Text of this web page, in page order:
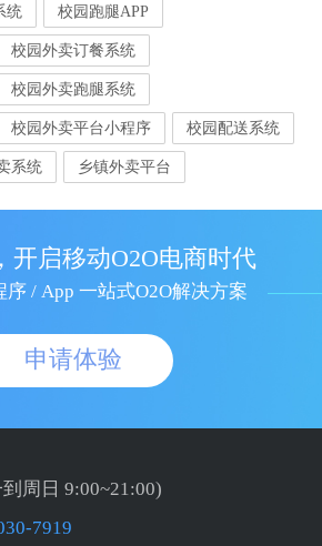
统 校园跑腿APP
校园外卖订餐系统
校园外卖跑腿系统
校园外卖平台小程序 校园配送系统
系统 乡镇外卖平台
开启移动O2O电商时代
序 / App 一站式O2O解决方案
申请体验
周日 9:00~21:00)
7919